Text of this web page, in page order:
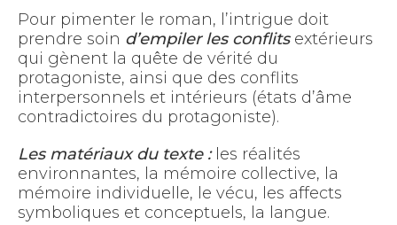
Pour pimenter le roman, l’intrigue doit
prendre soin d’empiler les conflitsextérieurs
qui gènent la quête de vérité du
protagoniste, ainsi que des conflits
interpersonnels et intérieurs (états d’âme
contradictoires du protagoniste).
Les matériaux du texte :les réalités
environnantes, la mémoire collective, la
mémoire individuelle, le vécu, les affects
symboliques et conceptuels, la langue.